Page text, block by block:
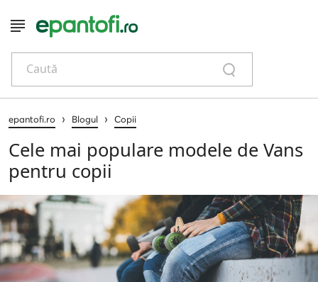
Caută
epantofi.ro › Blogul › Copii
Cele mai populare modele de Vans
pentru copii